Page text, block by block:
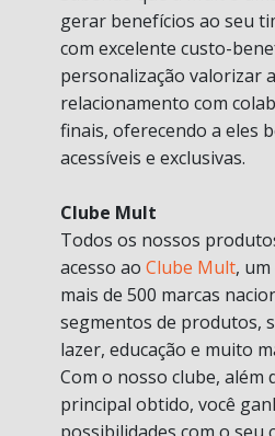
gerar benefícios ao seu
com excelente custo-
personalização valorizar
relacionamento com
finais, oferecendo a eles
acessíveis e exclusivas.
Clube Mult
Todos os nossos
acesso ao Clube Mult,
mais de 500 marcas
segmentos de produtos,
lazer, educação e muito
Com o nosso clube,
principal obtido, você
possibilidades com o seu